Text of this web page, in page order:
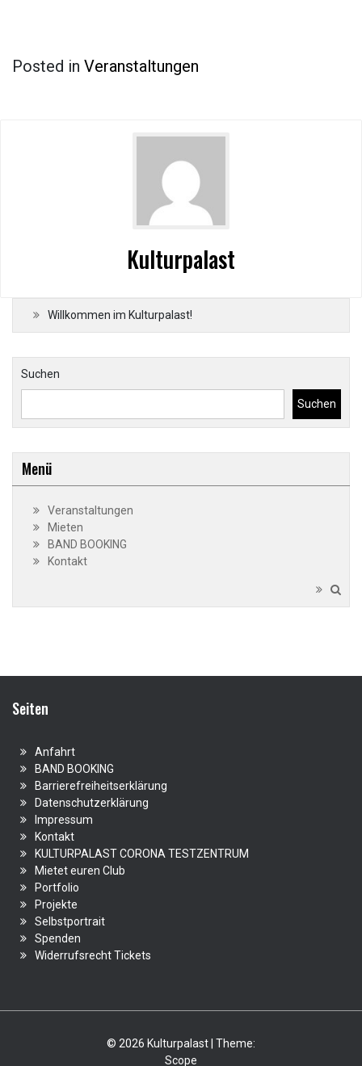
Posted in Veranstaltungen
Kulturpalast
Willkommen im Kulturpalast!
Suchen
Suchen
Menü
Veranstaltungen
Mieten
BAND BOOKING
Kontakt
Seiten
Anfahrt
BAND BOOKING
Barrierefreiheitserklärung
Datenschutzerklärung
Impressum
Kontakt
KULTURPALAST CORONA TESTZENTRUM
Mietet euren Club
Portfolio
Projekte
Selbstportrait
Spenden
Widerrufsrecht Tickets
© 2026 Kulturpalast | Theme:
Scope